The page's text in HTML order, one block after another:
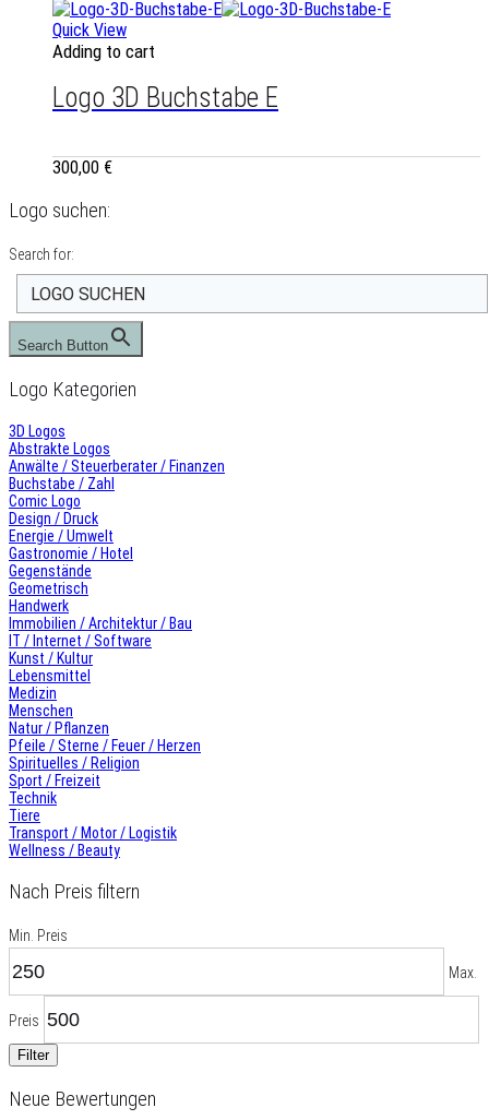
Quick View
Adding to cart
Logo 3D Buchstabe E
300,00 €
Logo suchen:
Search for:
Search Button
Logo Kategorien
3D Logos
Abstrakte Logos
Anwälte / Steuerberater / Finanzen
Buchstabe / Zahl
Comic Logo
Design / Druck
Energie / Umwelt
Gastronomie / Hotel
Gegenstände
Geometrisch
Handwerk
Immobilien / Architektur / Bau
IT / Internet / Software
Kunst / Kultur
Lebensmittel
Medizin
Menschen
Natur / Pflanzen
Pfeile / Sterne / Feuer / Herzen
Spirituelles / Religion
Sport / Freizeit
Technik
Tiere
Transport / Motor / Logistik
Wellness / Beauty
Nach Preis filtern
Min. Preis
Max.
Preis
Filter
Neue Bewertungen